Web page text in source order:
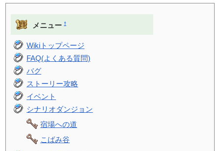
メニュー †
Wikiトップページ
FAQ(よくある質問)
バグ
ストーリー攻略
イベント
シナリオダンジョン
宿場への道
こばみ谷